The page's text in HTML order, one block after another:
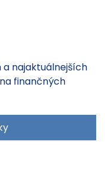
najaktuálnejších
finančných